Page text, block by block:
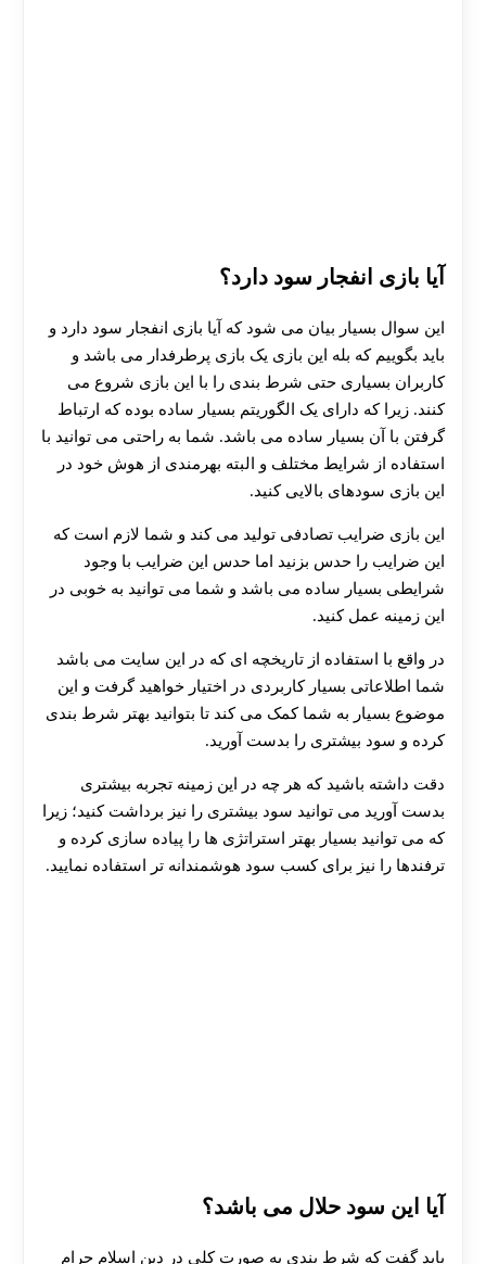
آیا بازی انفجار سود دارد؟
این سوال بسیار بیان می شود که آیا بازی انفجار سود دارد و
باید بگوییم که بله این بازی یک بازی پرطرفدار می باشد و
کاربران بسیاری حتی شرط بندی را با این بازی شروع می
کنند. زیرا که دارای یک الگوریتم بسیار ساده بوده که ارتباط
گرفتن با آن بسیار ساده می باشد. شما به راحتی می توانید با
استفاده از شرایط مختلف و البته بهرمندی از هوش خود در
این بازی سودهای بالایی کنید.
این بازی ضرایب تصادفی تولید می کند و شما لازم است که
این ضرایب را حدس بزنید اما حدس این ضرایب با وجود
شرایطی بسیار ساده می باشد و شما می توانید به خوبی در
این زمینه عمل کنید.
در واقع با استفاده از تاریخچه ای که در این سایت می باشد
شما اطلاعاتی بسیار کاربردی در اختیار خواهید گرفت و این
موضوع بسیار به شما کمک می کند تا بتوانید بهتر شرط بندی
کرده و سود بیشتری را بدست آورید.
دقت داشته باشید که هر چه در این زمینه تجربه بیشتری
بدست آورید می توانید سود بیشتری را نیز برداشت کنید؛ زیرا
که می توانید بسیار بهتر استراتژی ها را پیاده سازی کرده و
ترفندها را نیز برای کسب سود هوشمندانه تر استفاده نمایید.
آیا این سود حلال می باشد؟
باید گفت که شرط بندی به صورت کلی در دین اسلام حرام